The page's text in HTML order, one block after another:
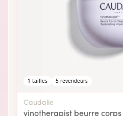
1 tailles 5revendeurs
Caudalie
vinotherapist beurre